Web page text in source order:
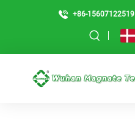
+86-15607122519